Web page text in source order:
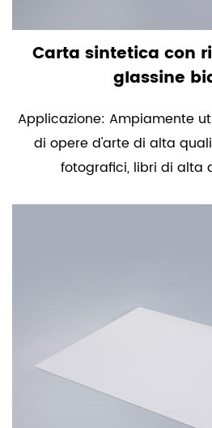
Carta sintetica con
glassine
Applicazione: Ampiamente
di opere d'arte di alta
fotografici, libri di alta